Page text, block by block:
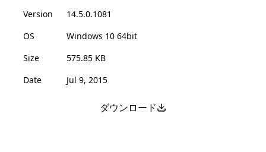
Version
14.5.0.1081
OS
Windows 10 64bit
Size
575.85 KB
Date
Jul 9, 2015
ダウンロード